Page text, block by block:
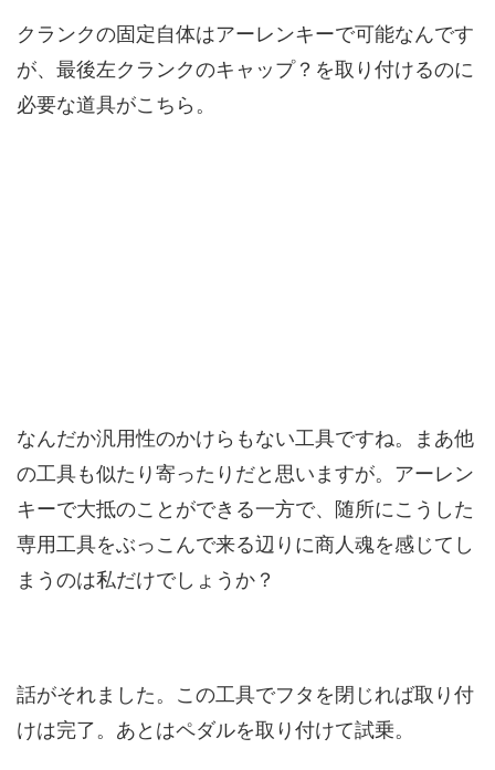
クランクの固定自体はアーレンキーで可能なんです
が、最後左クランクのキャップ？を取り付けるのに
必要な道具がこちら。
なんだか汎用性のかけらもない工具ですね。まあ他
の工具も似たり寄ったりだと思いますが。アーレン
キーで大抵のことができる一方で、随所にこうした
専用工具をぶっこんで来る辺りに商人魂を感じてし
まうのは私だけでしょうか？
話がそれました。この工具でフタを閉じれば取り付
けは完了。あとはペダルを取り付けて試乗。